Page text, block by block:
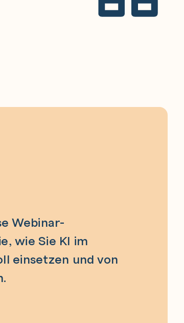
Webinar-
wie Sie KI im
einsetzen und von